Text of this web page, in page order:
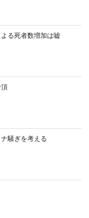
よる死者数増加は嘘
頂
騒ぎを考える